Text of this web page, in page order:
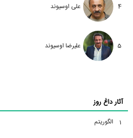
4 علی اوسیوند
5 علیرضا اوسیوند
آثار داغ روز
1 الگوریتم